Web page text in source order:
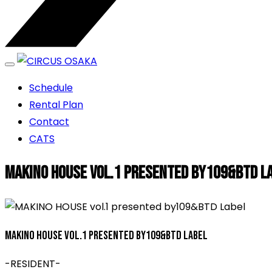
CIRCUS OSAKA
エンターテイメントスペース
Schedule
Rental Plan
Contact
CATS
MAKINO HOUSE vol.1 presented by109&BTD
MAKINO HOUSE vol.1 presented by109&BTD Label
-RESIDENT-